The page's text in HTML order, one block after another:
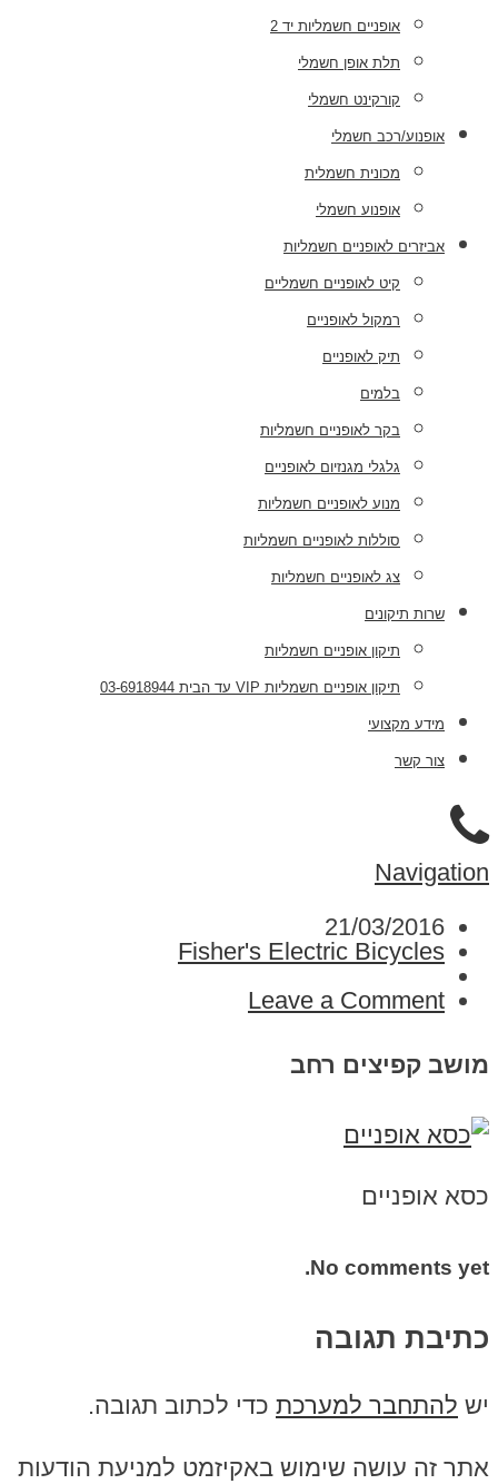
אופניים חשמליות יד 2
תלת אופן חשמלי
קורקינט חשמלי
אופנוע/רכב חשמלי
מכונית חשמלית
אופנוע חשמלי
אביזרים לאופניים חשמליות
קיט לאופניים חשמליים
רמקול לאופניים
תיק לאופניים
בלמים
בקר לאופניים חשמליות
גלגלי מגנזיום לאופניים
מנוע לאופניים חשמליות
סוללות לאופניים חשמליות
צג לאופניים חשמליות
שרות תיקונים
תיקון אופניים חשמליות
תיקון אופניים חשמליות VIP עד הבית 03-6918944
מידע מקצועי
צור קשר
Navigation
21/03/2016
Fisher's Electric Bicycles
Leave a Comment
מושב קפיצים רחב
כסא אופניים
No comments yet.
כתיבת תגובה
יש להתחבר למערכת כדי לכתוב תגובה.
אתר זה עושה שימוש באקיזמט למניעת הודעות